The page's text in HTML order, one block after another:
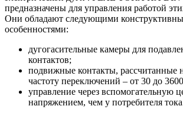
предназначены для управления работой
Они обладают следующими
особенностями:
дугогасительные камеры для
контактов;
подвижные контакты, рассчитанные
частоту переключений – от 30 до
управление через вспомогательную
напряжением, чем у потребителя